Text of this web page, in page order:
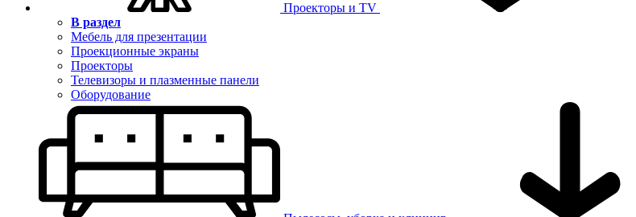
Проекторы и TV
В раздел
Мебель для презентации
Проекционные экраны
Проекторы
Телевизоры и плазменные панели
Оборудование